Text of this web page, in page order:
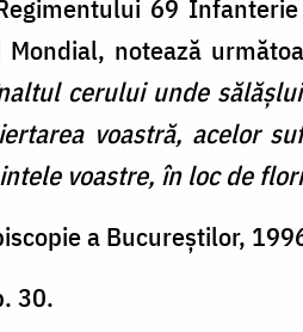
69
notează
cerului unde
voastră, acelor
voastre, în loc de
a Bucureștilor,
30.